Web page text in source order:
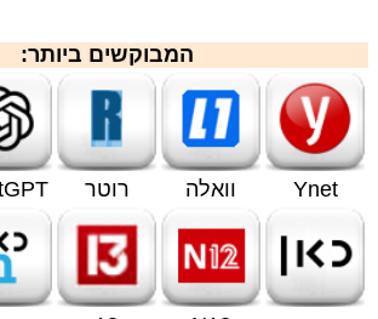
המבוקשים ביותר:
Ynet וואלה רוטר